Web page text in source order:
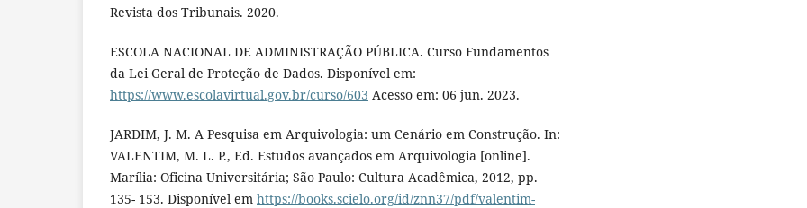
Revista dos Tribunais. 2020.
ESCOLA NACIONAL DE ADMINISTRAÇÃO PÚBLICA. Curso Fundamentos
da Lei Geral de Proteção de Dados. Disponível em:
https://www.escolavirtual.gov.br/curso/603 Acesso em: 06 jun. 2023.
JARDIM, J. M. A Pesquisa em Arquivologia: um Cenário em Construção. In:
VALENTIM, M. L. P., Ed. Estudos avançados em Arquivologia [online].
Marília: Oficina Universitária; São Paulo: Cultura Acadêmica, 2012, pp.
135- 153. Disponível em https://books.scielo.org/id/znn37/pdf/valentim-